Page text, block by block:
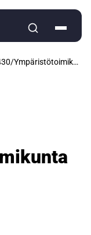
Ympäristötoimikunta